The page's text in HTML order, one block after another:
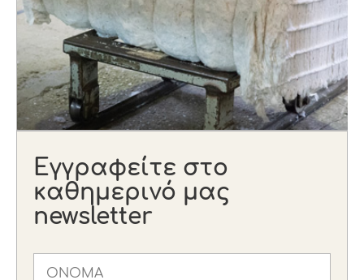
Εγγραφείτε στο
καθημερινό μας
newsletter